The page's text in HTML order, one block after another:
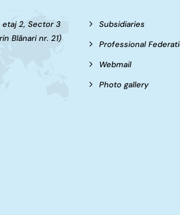
etaj 2, Sector 3
Blănari nr. 21)
Subsidiaries
Professional
Webmail
Photo gallery